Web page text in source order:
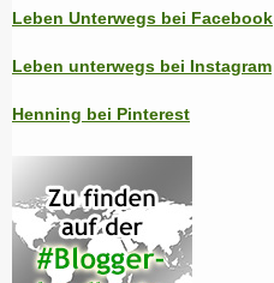
Leben Unterwegs bei Facebook
Leben unterwegs bei Instagram
Henning bei Pinterest